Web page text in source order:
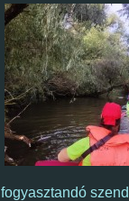
fogyasztandó